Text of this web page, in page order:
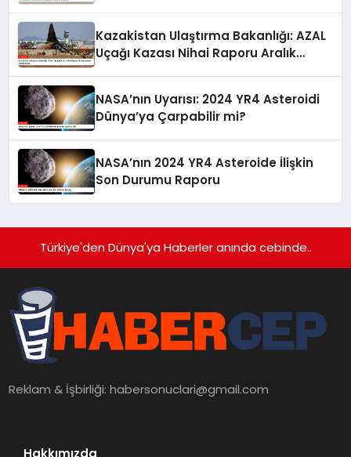
Kazakistan Ulaştırma Bakanlığı: AZAL
Uçağı Kazası Nihai Raporu Aralık
NASA’nın Uyarısı: 2024 YR4 Asteroidi
Dünya’ya Çarpabilir mi?
NASA’nın 2024 YR4 Asteroide İlişkin
Son Durumu Raporu
Türkiye'den Dünya'ya Haberler anında cebinde..
Reklam & İşbirliği:habersonuclari@gmail.com
Hakkımızda